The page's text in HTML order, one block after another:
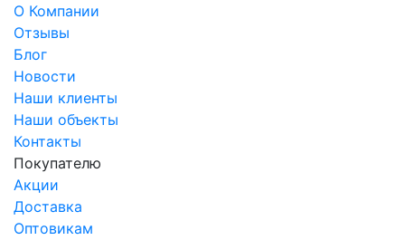
О Компании
Отзывы
Блог
Новости
Наши клиенты
Наши объекты
Контакты
Покупателю
Акции
Доставка
Оптовикам